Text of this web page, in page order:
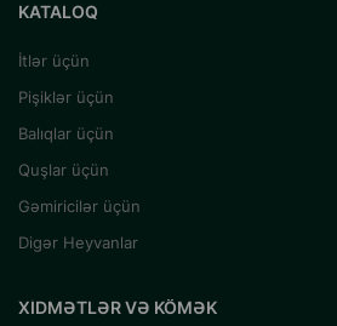
KATALOQ
İtlər üçün
Pişiklər üçün
Balıqlar üçün
Quşlar üçün
Gəmiricilər üçün
Digər Heyvanlar
XIDMƏTLƏR VƏ KÖMƏK